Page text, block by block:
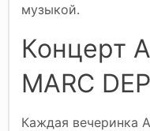
музыкой.
Концерт
MARC
Каждая вечеринка